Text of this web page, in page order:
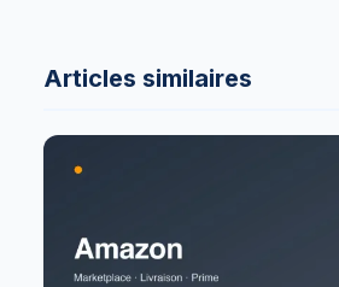
Articles similaires